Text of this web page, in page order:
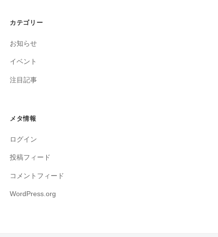
カテゴリー
お知らせ
イベント
注目記事
メタ情報
ログイン
投稿フィード
コメントフィード
WordPress.org